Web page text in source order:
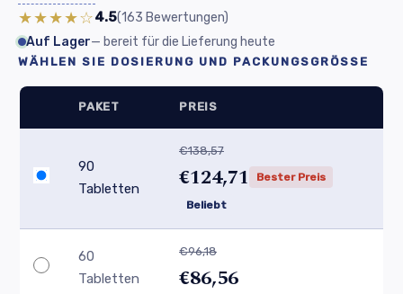
★★★★☆4.5(163 Bewertungen)
Auf Lager— bereit für die Lieferung heute
WÄHLEN SIE DOSIERUNG UND PACKUNGSGRÖSSE
PAKET PREIS
90
Tabletten
€138,57
€124,71 Bester Preis
Beliebt
60
Tabletten
€96,18
€86,56